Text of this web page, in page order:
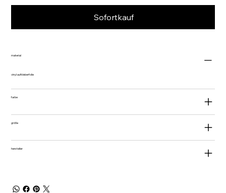
Sofortkauf
material
vinyl aufkleberfolie
farbe
größe
hersteller